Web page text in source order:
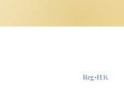
Reg·HK